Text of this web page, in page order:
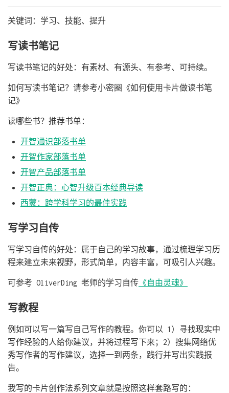
关键词：学习、技能、提升
写读书笔记
写读书笔记的好处：有素材、有源头、有参考、可持续。
如何写读书笔记？请参考小密圈《如何使用卡片做读书笔
记》
读哪些书？推荐书单：
开智通识部落书单
开智作家部落书单
开智产品部落书单
开智正典：心智升级百本经典导读
西蒙：跨学科学习的最佳实践
写学习自传
写学习自传的好处：属于自己的学习故事，通过梳理学习历
程来建立未来视野，形式简单，内容丰富，可吸引人兴趣。
可参考 OliverDing 老师的学习自传 《自由灵魂》
写教程
例如可以写一篇写自己写作的教程。你可以 1）寻找现实中
写作经验的人给你建议，并将过程写下来；2）搜集网络优
秀写作者的写作建议，选择一到两条，践行并写出实践报
告。
我写的卡片创作法系列文章就是按照这样套路写的：